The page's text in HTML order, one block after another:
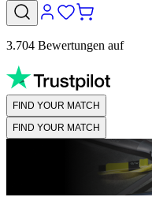
3.704 Bewertungen auf
FIND YOUR MATCH
FIND YOUR MATCH